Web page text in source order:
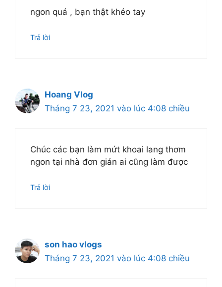
ngon quá , bạn thật khéo tay
Trả lời
Hoang Vlog
Tháng 7 23, 2021 vào lúc 4:08 chiều
Chúc các bạn làm mứt khoai lang thơm
ngon tại nhà đơn giản ai cũng làm được
Trả lời
son hao vlogs
Tháng 7 23, 2021 vào lúc 4:08 chiều